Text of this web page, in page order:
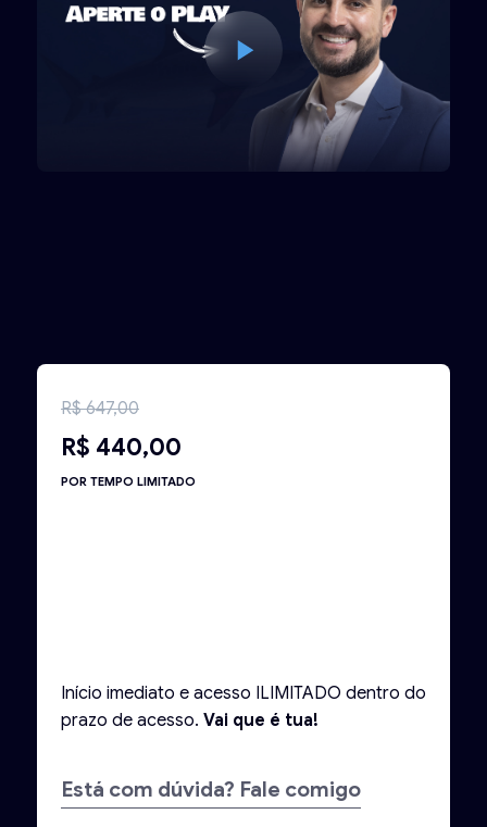
R$ 647,00
R$ 440,00
POR TEMPO LIMITADO
Início imediato e acesso ILIMITADO dentro do
prazo de acesso. Vai que é tua!
Está com dúvida? Fale comigo